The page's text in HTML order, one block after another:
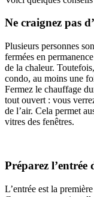
Ne craignez pas
Plusieurs personnes
fermées en
de la chaleur.
condo, au moins une
Fermez le chauffage
tout ouvert : vous
de l’air. Cela permet
vitres des fenêtres.
Préparez l’entrée
L’entrée est la